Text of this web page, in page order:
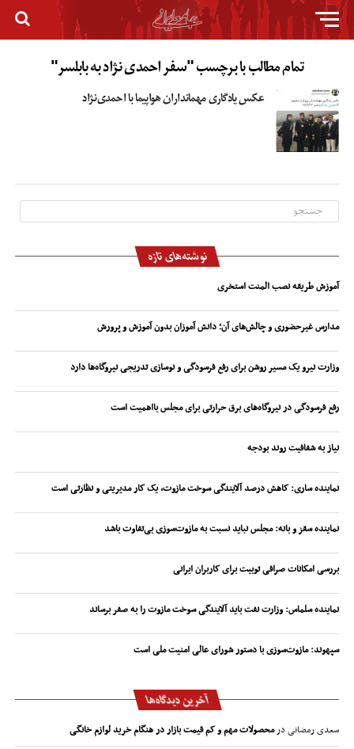
تمام مطالب با برچسب "سفر احمدی نژاد به بابلسر"
عکس یادگاری مهمانداران هواپیما با احمدی‌نژاد
نوشته‌های تازه
آموزش طریقه نصب المنت استخری
مدارس غیرحضوری و چالش‌های آن؛ دانش آموزان بدون آموزش و پرورش
وزارت نیرو یک مسیر روشن برای رفع فرسودگی و نوسازی تدریجی نیروگاه‌ها دارد
رفع فرسودگی در نیروگاه‌های برق حرارتی برای مجلس بااهمیت است
نیاز به شفافیت روند بودجه
نماینده ساری: کاهش درصد آلایندگی سوخت مازوت، یک کار مدیریتی و نظارتی است
نماینده سقز و بانه: مجلس نباید نسبت به مازوت‌سوزی بی‌تفاوت باشد
بررسی امکانات صرافی توبیت برای کاربران ایرانی
نماینده سلماس: وزارت نفت باید آلایندگی سوخت مازوت را به صفر برساند
سپهوند:‌ مازوت‌سوزی با دستور شورای عالی امنیت ملی است
آخرین دیدگاه‌ها
سعدی رمضانیدرمحصولات مهم و کم قیمت بازار در هنگام خرید لوازم خانگی